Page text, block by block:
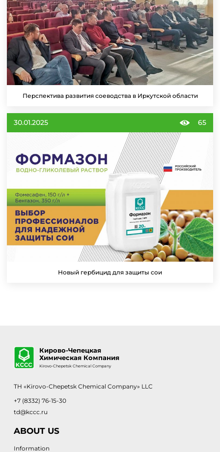
Перспектива развития соеводства в Иркутской области
30.01.2025 65
Новый гербицид для защиты сои
Кирово-Чепецкая
Химическая Компания
Kirovo-Chepetsk Chemical Company
TH «Kirovo-Chepetsk Chemical Company» LLC
+7 (8332) 76-15-30
td@kccc.ru
ABOUT US
Information